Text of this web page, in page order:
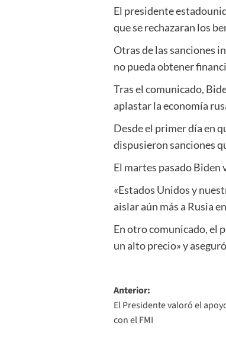
El presidente
que se rechazaran los
Otras de las sanciones
no pueda obtener
Tras el comunicado,
aplastar la economía
Desde el primer día en
dispusieron sanciones
El martes pasado Biden
«Estados Unidos y
aislar aún más a Rusia
En otro comunicado, el
un alto precio» y
Navegación
de
entradas
Anterior:
El Presidente valoró el
con el FMI